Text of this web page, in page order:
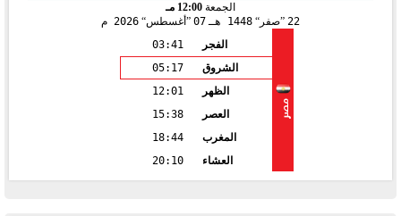
الجمعة 12:00 مـ
22 صفر 1448 هـ 07 أغسطس 2026 م
مصر
الفجر
03:41
الشروق
05:17
الظهر
12:01
العصر
15:38
المغرب
18:44
العشاء
20:10